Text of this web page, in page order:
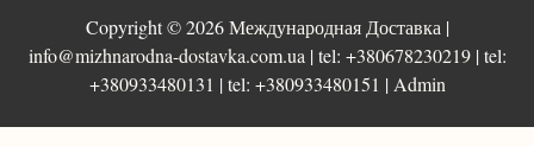
Copyright © 2026 Международная Доставка |
info@mizhnarodna-dostavka.com.ua | tel: +380678230219| tel:
+380933480131 | tel: +380933480151 | Admin